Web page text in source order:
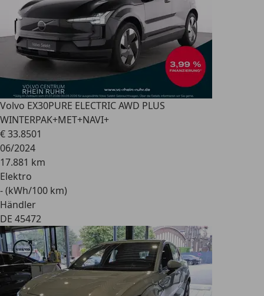
Volvo EX30PURE ELECTRIC AWD PLUS
WINTERPAK+MET+NAVI+
€ 33.8501
06/2024
17.881 km
Elektro
- (kWh/100 km)
Händler
DE 45472